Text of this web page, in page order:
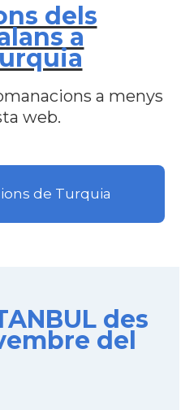
dels
a
a menys
web.
de Turquia
des
del